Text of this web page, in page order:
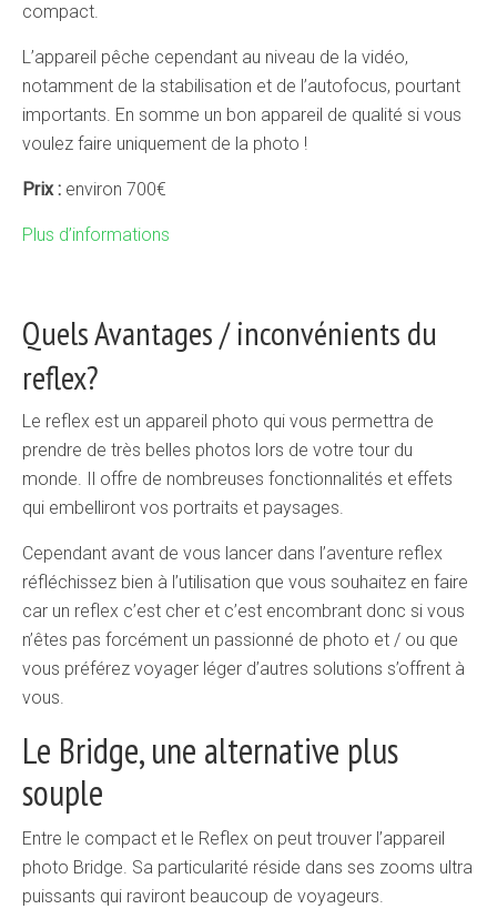
compact.
L’appareil pêche cependant au niveau de la vidéo,
notamment de la stabilisation et de l’autofocus, pourtant
importants. En somme un bon appareil de qualité si vous
voulez faire uniquement de la photo !
Prix : environ 700€
Plus d’informations
Quels Avantages / inconvénients du
reflex?
Le reflex est un appareil photo qui vous permettra de
prendre de très belles photos lors de votre tour du
monde. Il offre de nombreuses fonctionnalités et effets
qui embelliront vos portraits et paysages.
Cependant avant de vous lancer dans l’aventure reflex
réfléchissez bien à l’utilisation que vous souhaitez en faire
car un reflex c’est cher et c’est encombrant donc si vous
n’êtes pas forcément un passionné de photo et / ou que
vous préférez voyager léger d’autres solutions s’offrent à
vous.
Le Bridge, une alternative plus
souple
Entre le compact et le Reflex on peut trouver l’appareil
photo Bridge. Sa particularité réside dans ses zooms ultra
puissants qui raviront beaucoup de voyageurs.